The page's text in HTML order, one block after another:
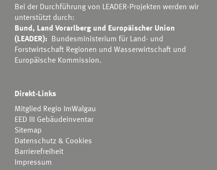
Bei der Durchführung von LEADER-Projekten werden wir
unterstützt durch:
Bund, Land Vorarlberg und Europäischer Union
(LEADER): Bundesministerium für Land- und
Forstwirtschaft Regionen und Wasserwirtschaft und
Europäische Kommission.
Direkt-Links
Mitglied Regio ImWalgau
EED III Gebäudeinventar
Sitemap
Datenschutz & Cookies
Barrierefreiheit
Impressum